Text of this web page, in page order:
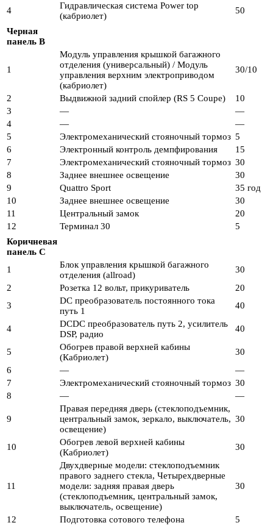
4
Гидравлическая система Power top
(кабриолет)
50
Черная
панель B
1
Модуль управления крышкой багажного
отделения (универсальный) / Модуль
управления верхним электроприводом
(кабриолет)
30/10
2 Выдвижной задний спойлер (RS 5 Coupe)
10
3
—
—
4
—
—
5
Электромеханический стояночный тормоз 5
6
Электронный контроль демпфирования
15
7
Электромеханический стояночный тормоз 30
8
Заднее внешнее освещение
30
9
Quattro Sport
35 год
10
Заднее внешнее освещение
30
11
Центральный замок
20
12
Терминал 30
5
Коричневая
панель C
1
Блок управления крышкой багажного
отделения (allroad)
30
2
Розетка 12 вольт, прикуриватель
20
3
DC преобразователь постоянного тока
путь 1
40
4
DCDC преобразователь путь 2, усилитель
DSP, радио
40
5
Обогрев правой верхней кабины
(Кабриолет)
30
6
—
—
7
Электромеханический стояночный тормоз 30
8
— —
9
Правая передняя дверь (стеклоподъемник,
центральный замок, зеркало, выключатель,
освещение)
30
10
Обогрев левой верхней кабины
(Кабриолет)
30
11
Двухдверные модели: стеклоподъемник
правого заднего стекла, Четырехдверные
модели: задняя правая дверь
(стеклоподъемник, центральный замок,
выключатель, освещение)
30
12 Подготовка сотового телефона
5